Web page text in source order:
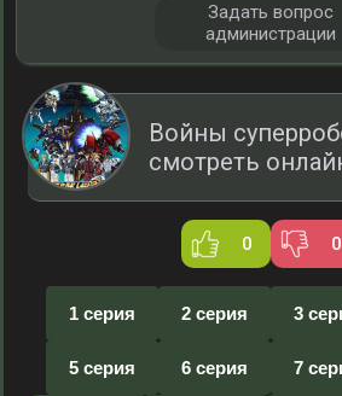
Войны
смотреть
0 0
1 серия 2 серия 3
5 серия 6 серия 7
Задать вопрос
администрации